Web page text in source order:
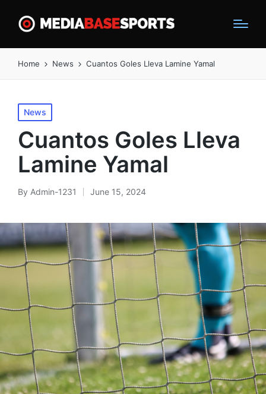
Home News Cuantos Goles Lleva Lamine Yamal
Posted
in
News
Cuantos Goles Lleva
Lamine Yamal
Posted
By Admin-1231 June 15, 2024